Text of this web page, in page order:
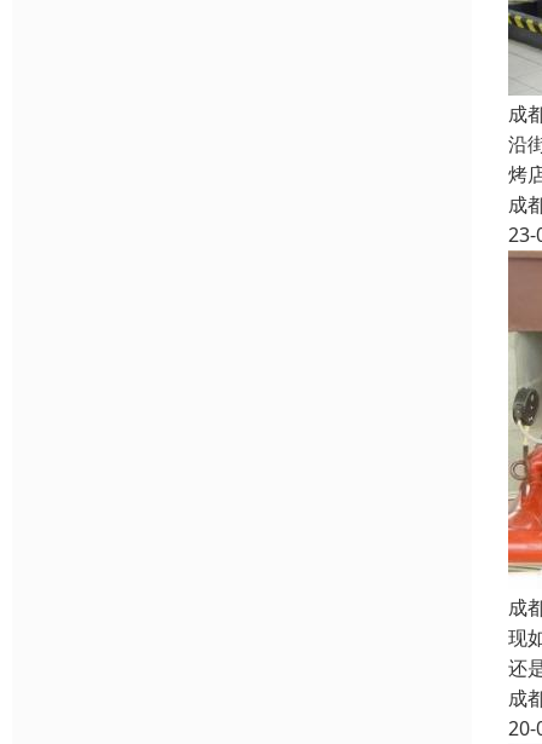
成
沿
烤
成
23-
成
现
还
成
20-